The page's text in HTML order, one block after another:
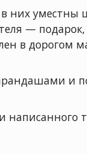
них уместны
—
в дорогом
и
написанного